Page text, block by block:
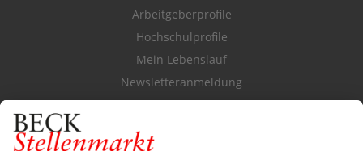
Arbeitgeberprofile
Hochschulprofile
Mein Lebenslauf
Newsletteranmeldung
Durchsuchen Sie den Stellenkatalog
FÜR ARBEITGEBER